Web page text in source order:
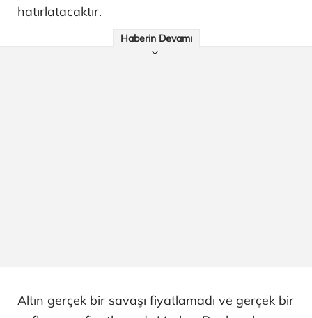
hatırlatacaktır.
Haberin Devamı
Altın gerçek bir savaşı fiyatlamadı ve gerçek bir